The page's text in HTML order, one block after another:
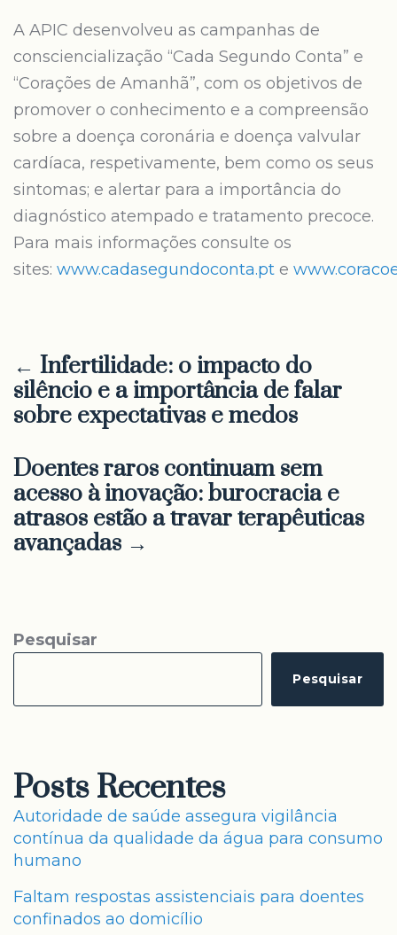
A APIC desenvolveu as campanhas de
consciencialização “Cada Segundo Conta” e
“Corações de Amanhã”, com os objetivos de
promover o conhecimento e a compreensão
sobre a doença coronária e doença valvular
cardíaca, respetivamente, bem como os seus
sintomas; e alertar para a importância do
diagnóstico atempado e tratamento precoce.
Para mais informações consulte os
sites: www.cadasegundoconta.pt e
← Infertilidade: o impacto do
silêncio e a importância de falar
sobre expectativas e medos
Doentes raros continuam sem
acesso à inovação: burocracia e
atrasos estão a travar terapêuticas
avançadas →
Pesquisar
Pesquisar
Posts Recentes
Autoridade de saúde assegura vigilância
contínua da qualidade da água para consumo
humano
Faltam respostas assistenciais para doentes
confinados ao domicílio